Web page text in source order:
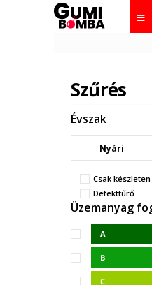
Szűrés
Évszak
Nyári
Csak
Defekttűrő
Üzemanyag